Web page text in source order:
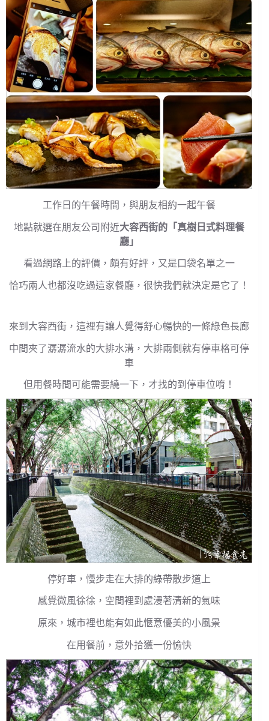
工作日的午餐時間，與朋友相約一起午餐
地點就選在朋友公司附近大容西街的「真樹日式料理餐
廳」
看過網路上的評價，頗有好評，又是口袋名單之一
恰巧兩人也都沒吃過這家餐廳，很快我們就決定是它了！
來到大容西街，這裡有讓人覺得舒心暢快的一條綠色長廊
中間夾了潺潺流水的大排水溝，大排兩側就有停車格可停
車
但用餐時間可能需要繞一下，才找的到停車位唷！
停好車，慢步走在大排的綠帶散步道上
感覺微風徐徐，空間裡到處漫著清新的氣味
原來，城市裡也能有如此愜意優美的小風景
在用餐前，意外拾獲一份愉快